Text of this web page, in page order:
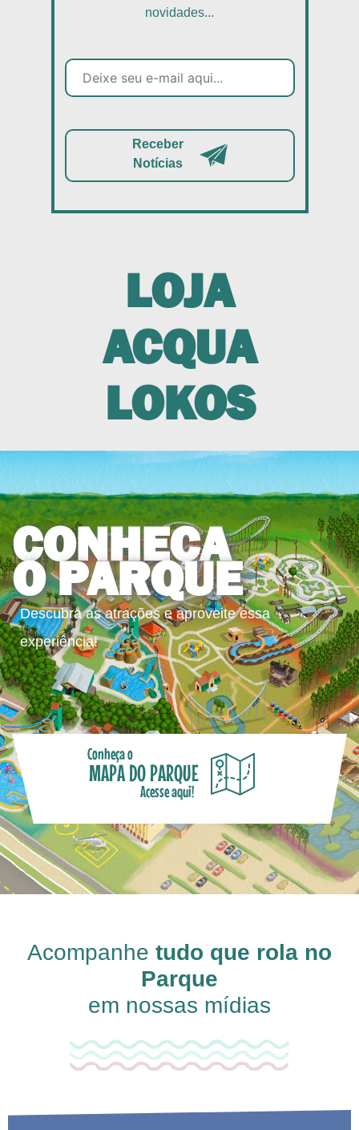
novidades...
Receber
Notícias
LOJA
ACQUA
LOKOS
CONHEÇA
O PARQUE
Descubra as atrações e aproveite essa
experiência!
Conheça o
MAPA DO PARQUE
Acesse aqui!
Acompanhe tudo que rola no
Parque
em nossas mídias